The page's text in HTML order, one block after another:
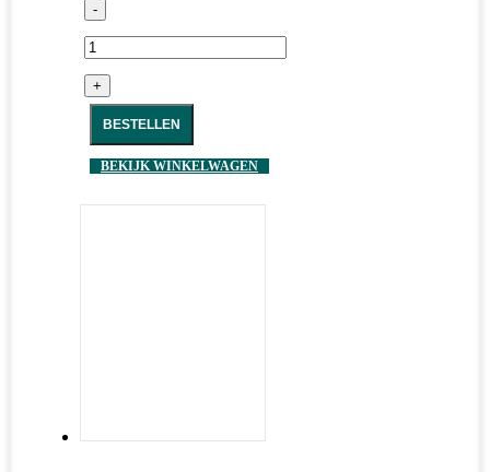
-
+
BESTELLEN
BEKIJK WINKELWAGEN